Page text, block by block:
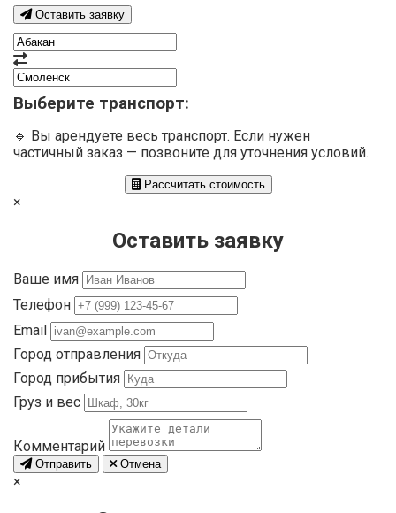
Оставить заявку
Выберите транспорт:
🔹 Вы арендуете весь транспорт. Если нужен
частичный заказ — позвоните для уточнения условий.
Рассчитать стоимость
×
Оставить заявку
Ваше имя
Телефон
Email
Город отправления
Город прибытия
Груз и вес
Комментарий
Отправить Отмена
×